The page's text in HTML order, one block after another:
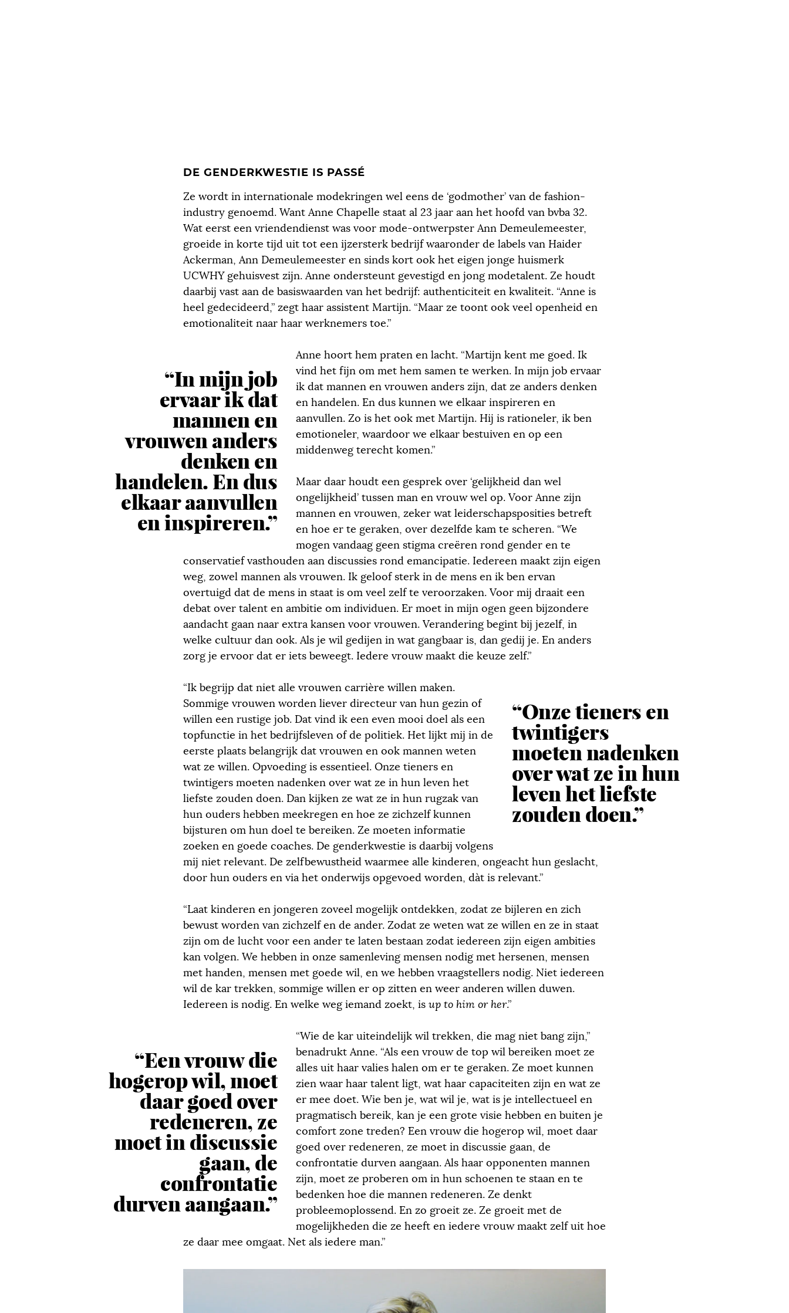
DE GENDERKWESTIE IS PASSÉ
Ze wordt in internationale modekringen wel eens de ‘godmother’ van de fashion-
industry genoemd. Want Anne Chapelle staat al 23 jaar aan het hoofd van bvba 32.
Wat eerst een vriendendienst was voor mode-ontwerpster Ann Demeulemeester,
groeide in korte tijd uit tot een ijzersterk bedrijf waaronder de labels van Haider
Ackerman, Ann Demeulemeester en sinds kort ook het eigen jonge huismerk
UCWHY gehuisvest zijn. Anne ondersteunt gevestigd en jong modetalent. Ze houdt
daarbij vast aan de basiswaarden van het bedrijf: authenticiteit en kwaliteit. “Anne is
heel gedecideerd,” zegt haar assistent Martijn. “Maar ze toont ook veel openheid en
emotionaliteit naar haar werknemers toe.”
“In mijn job
ervaar ik dat
mannen en
vrouwen anders
denken en
handelen. En dus
elkaar aanvullen
en inspireren.”
Anne hoort hem praten en lacht. “Martijn kent me goed. Ik
vind het fijn om met hem samen te werken. In mijn job ervaar
ik dat mannen en vrouwen anders zijn, dat ze anders denken
en handelen. En dus kunnen we elkaar inspireren en
aanvullen. Zo is het ook met Martijn. Hij is rationeler, ik ben
emotioneler, waardoor we elkaar bestuiven en op een
middenweg terecht komen.”
Maar daar houdt een gesprek over ‘gelijkheid dan wel
ongelijkheid’ tussen man en vrouw wel op. Voor Anne zijn
mannen en vrouwen, zeker wat leiderschapsposities betreft
en hoe er te geraken, over dezelfde kam te scheren. “We
mogen vandaag geen stigma creëren rond gender en te
conservatief vasthouden aan discussies rond emancipatie. Iedereen maakt zijn eigen
weg, zowel mannen als vrouwen. Ik geloof sterk in de mens en ik ben ervan
overtuigd dat de mens in staat is om veel zelf te veroorzaken. Voor mij draait een
debat over talent en ambitie om individuen. Er moet in mijn ogen geen bijzondere
aandacht gaan naar extra kansen voor vrouwen. Verandering begint bij jezelf, in
welke cultuur dan ook. Als je wil gedijen in wat gangbaar is, dan gedij je. En anders
zorg je ervoor dat er iets beweegt. Iedere vrouw maakt die keuze zelf.”
“Onze tieners en
twintigers
moeten nadenken
over wat ze in hun
leven het liefste
zouden doen.”
“Ik begrijp dat niet alle vrouwen carrière willen maken.
Sommige vrouwen worden liever directeur van hun gezin of
willen een rustige job. Dat vind ik een even mooi doel als een
topfunctie in het bedrijfsleven of de politiek. Het lijkt mij in de
eerste plaats belangrijk dat vrouwen en ook mannen weten
wat ze willen. Opvoeding is essentieel. Onze tieners en
twintigers moeten nadenken over wat ze in hun leven het
liefste zouden doen. Dan kijken ze wat ze in hun rugzak van
hun ouders hebben meekregen en hoe ze zichzelf kunnen
bijsturen om hun doel te bereiken. Ze moeten informatie
zoeken en goede coaches. De genderkwestie is daarbij volgens
mij niet relevant. De zelfbewustheid waarmee alle kinderen, ongeacht hun geslacht,
door hun ouders en via het onderwijs opgevoed worden, dàt is relevant.”
“Laat kinderen en jongeren zoveel mogelijk ontdekken, zodat ze bijleren en zich
bewust worden van zichzelf en de ander. Zodat ze weten wat ze willen en ze in staat
zijn om de lucht voor een ander te laten bestaan zodat iedereen zijn eigen ambities
kan volgen. We hebben in onze samenleving mensen nodig met hersenen, mensen
met handen, mensen met goede wil, en we hebben vraagstellers nodig. Niet iedereen
wil de kar trekken, sommige willen er op zitten en weer anderen willen duwen.
Iedereen is nodig. En welke weg iemand zoekt, is up to him or her.”
“Een vrouw die
hogerop wil, moet
daar goed over
redeneren, ze
moet in discussie
gaan, de
confrontatie
durven aangaan.”
“Wie de kar uiteindelijk wil trekken, die mag niet bang zijn,”
benadrukt Anne. “Als een vrouw de top wil bereiken moet ze
alles uit haar valies halen om er te geraken. Ze moet kunnen
zien waar haar talent ligt, wat haar capaciteiten zijn en wat ze
er mee doet. Wie ben je, wat wil je, wat is je intellectueel en
pragmatisch bereik, kan je een grote visie hebben en buiten je
comfort zone treden? Een vrouw die hogerop wil, moet daar
goed over redeneren, ze moet in discussie gaan, de
confrontatie durven aangaan. Als haar opponenten mannen
zijn, moet ze proberen om in hun schoenen te staan en te
bedenken hoe die mannen redeneren. Ze denkt
probleemoplossend. En zo groeit ze. Ze groeit met de
mogelijkheden die ze heeft en iedere vrouw maakt zelf uit hoe
ze daar mee omgaat. Net als iedere man.”